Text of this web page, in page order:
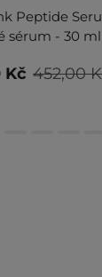
Peptide
sérum - 30 ml
452,00
Kč